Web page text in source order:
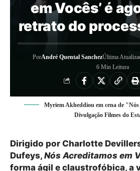
em Vocês’ é
retrato do
PorAndré Quental SanchezÚltima
6 Min Leitura
Myriem Akheddiou em cena de
Divulgação Filmes do
Dirigido por Charlotte
Dufeys, Nós Acreditamos em
forma ágil e claustrofóbica, a